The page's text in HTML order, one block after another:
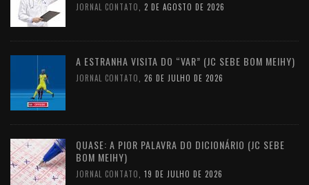
JORNAL CONTATO 2 DE AGOSTO DE 2026
A ESTRANHA VISITA DO “VAR” (JC SEBE BOM MEIHY)
JORNAL CONTATO 26 DE JULHO DE 2026
QUASE: A PIOR PALAVRA DO DICIONÁRIO (JC SEBE
BOM MEIHY)
JORNAL CONTATO 19 DE JULHO DE 2026